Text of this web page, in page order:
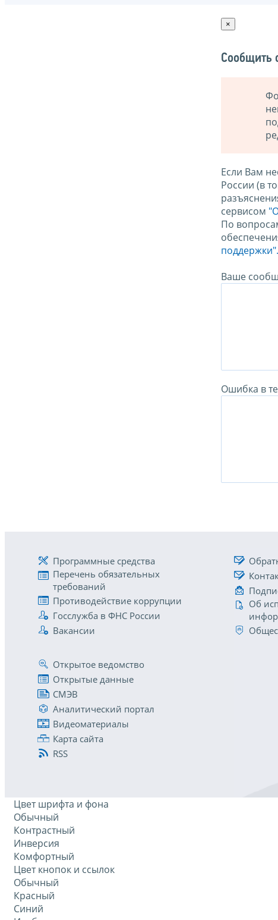
×
Сообщить
Если Вам
России (в
сервисом
По
поддержки".
Ваше
Ошибка в
Программные средства
Перечень обязательных
требований
Противодействие коррупции
Госслужба в ФНС России
Вакансии
Об
Открытое ведомство
Открытые данные
СМЭВ
Аналитический портал
Видеоматериалы
Карта сайта
RSS
Цвет шрифта и фона
Обычный
Контрастный
Инверсия
Комфортный
Цвет кнопок и ссылок
Обычный
Красный
Синий